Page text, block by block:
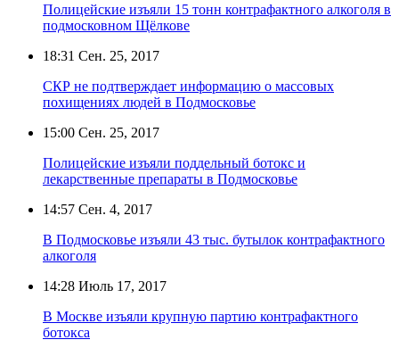
Полицейские изъяли 15 тонн контрафактного алкоголя в
подмосковном Щёлкове
18:31 Сен. 25, 2017
СКР не подтверждает информацию о массовых
похищениях людей в Подмосковье
15:00 Сен. 25, 2017
Полицейские изъяли поддельный ботокс и
лекарственные препараты в Подмосковье
14:57 Сен. 4, 2017
В Подмосковье изъяли 43 тыс. бутылок контрафактного
алкоголя
14:28 Июль 17, 2017
В Москве изъяли крупную партию контрафактного
ботокса